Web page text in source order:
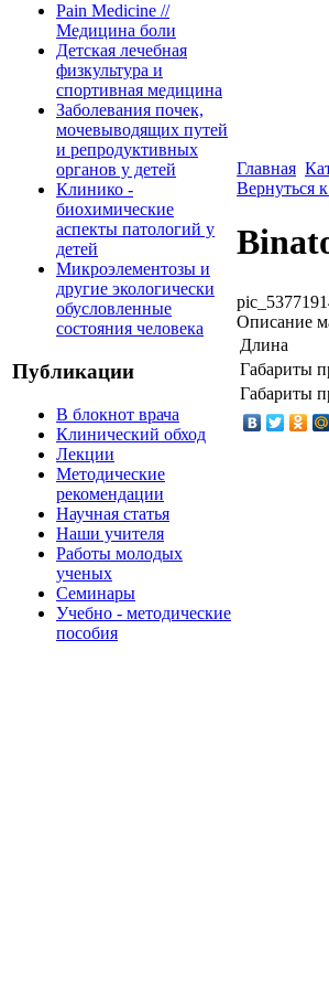
Pain Medicine //
Медицина боли
Детская лечебная
физкультура и
спортивная медицина
Заболевания почек,
мочевыводящих путей
и репродуктивных
органов у детей
Клинико -
биохимические
аспекты патологий у
детей
Микроэлементозы и
другие экологически
обусловленные
состояния человека
Публикации
В блокнот врача
Клинический обход
Лекции
Методические
рекомендации
Научная статья
Наши учителя
Работы молодых
ученых
Семинары
Учебно - методические
пособия
Главная
Вернуться
Описание
Длина
Габариты
Габариты